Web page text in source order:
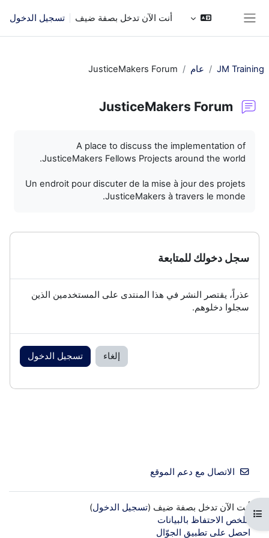
أنت الآن تدخل بصفة ضيف تسجيل الدخول
فتح فهرس المقرر
JM Training عام JusticeMakers Forum
JusticeMakers Forum
A place to discuss the implementation of
JusticeMakers Fellows Projects around the world.
Un endroit pour discuter de la mise à jour des projets
JusticeMakers à travers le monde.
سجل دخولك للمتابعة
عذراً، يقتصر النشر في هذا المنتدى على المستخدمين الذين
سجلوا دخلوهم.
إلغاء تسجيل الدخول
الاتصال مع دعم الموقع
أنت الآن تدخل بصفة ضيف (تسجيل الدخول)
ملخص الاحتفاظ بالبيانات
احصل على تطبيق الجوّال